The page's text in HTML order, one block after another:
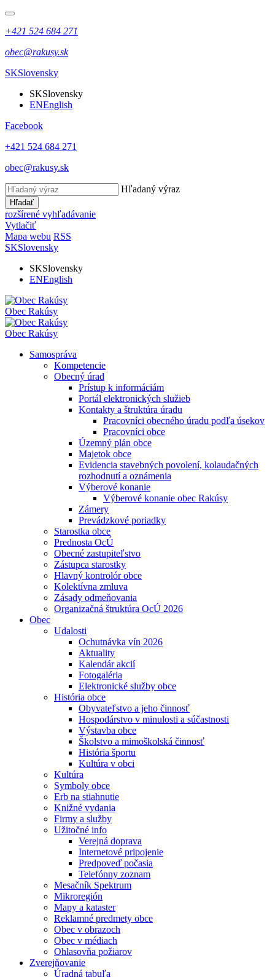
+421 524 684 271
obec@rakusy.sk
SKSlovensky
SKSlovensky
ENEnglish
Facebook
+421 524 684 271
obec@rakusy.sk
Hľadaný výraz
Hľadať
rozšírené vyhľadávanie
Vytlačiť
Mapa webu RSS
SKSlovensky
SKSlovensky
ENEnglish
Obec Rakúsy
Obec Rakúsy
Samospráva
Kompetencie
Obecný úrad
Prístup k informáciám
Portál elektronických služieb
Kontakty a štruktúra úradu
Pracovníci obecného úradu podľa úsekov
Pracovníci obce
Územný plán obce
Majetok obce
Evidencia stavebných povolení, kolaudačných
rozhodnutí a oznámenia
Výberové konanie
Výberové konanie obec Rakúsy
Zámery
Prevádzkové poriadky
Starostka obce
Prednosta OcÚ
Obecné zastupiteľstvo
Zástupca starostky
Hlavný kontrolór obce
Kolektívna zmluva
Zásady odmeňovania
Organizačná štruktúra OcÚ 2026
Obec
Udalosti
Ochutnávka vín 2026
Aktuality
Kalendár akcií
Fotogaléria
Elektronické služby obce
História obce
Obyvateľstvo a jeho činnosť
Hospodárstvo v minulosti a súčastnosti
Výstavba obce
Školstvo a mimoškolská činnosť
História športu
Kultúra v obci
Kultúra
Symboly obce
Erb na stiahnutie
Knižné vydania
Firmy a služby
Užitočné info
Verejná doprava
Internetové pripojenie
Predpoveď počasia
Telefónny zoznam
Mesačník Spektrum
Mikroregión
Mapy a kataster
Reklamné predmety obce
Obec v obrazoch
Obec v médiach
Ohlasovňa požiarov
Zverejňovanie
Úradná tabuľa